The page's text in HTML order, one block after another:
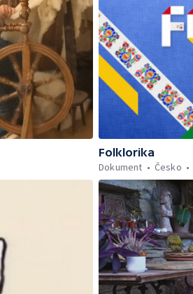
Folklorika
Dokument
Česko